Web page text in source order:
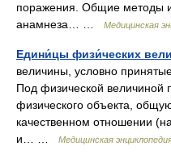
поражения. Общие методы
анамнеза… …
Медицинская
Едини́цы физи́ческих
величины, условно
Под физической величиной
физического объекта,
качественном отношении
и… …
Медицинская